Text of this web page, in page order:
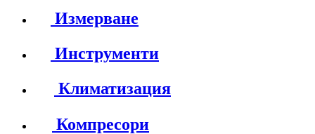
Измерване
Инструменти
Климатизация
Компресори